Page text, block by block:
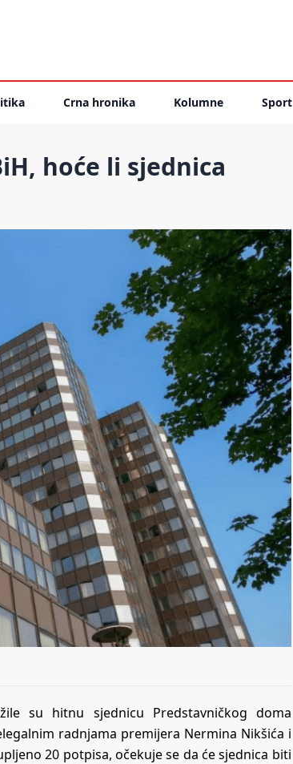
Crna hronika Kolumne Sport
hoće li sjednica
su hitnu sjednicu Predstavničkog doma
radnjama premijera Nermina Nikšića i
20 potpisa, očekuje se da će sjednica biti